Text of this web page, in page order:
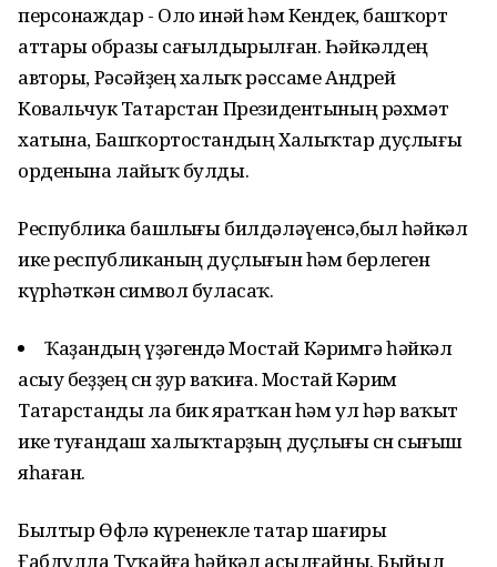
персонаждар - Оло инәй һәм Кендек, башҡорт
аттары образы сағылдырылған. Һәйкәлдең
авторы, Рәсәйҙең халыҡ рәссаме Андрей
Ковальчук Татарстан Президентының рәхмәт
хатына, Башҡортостандың Халыҡтар дуҫлығы
орденына лайыҡ булды.
Республика башлығы билдәләүенсә,был һәйкәл
ике республиканың дуҫлығын һәм берлеген
күрһәткән символ буласаҡ.
Ҡаҙандың үҙәгендә Мостай Кәримгә һәйкәл
асыу беҙҙең өсөн ҙур ваҡиға. Мостай Кәрим
Татарстанды ла бик яратҡан һәм ул һәр ваҡыт
ике туғандаш халыҡтарҙың дуҫлығы өсөн сығыш
яһаған.
Былтыр Өфөлә күренекле татар шағиры
Ғабдулла Туҡайға һәйкәл асылғайны. Быйыл